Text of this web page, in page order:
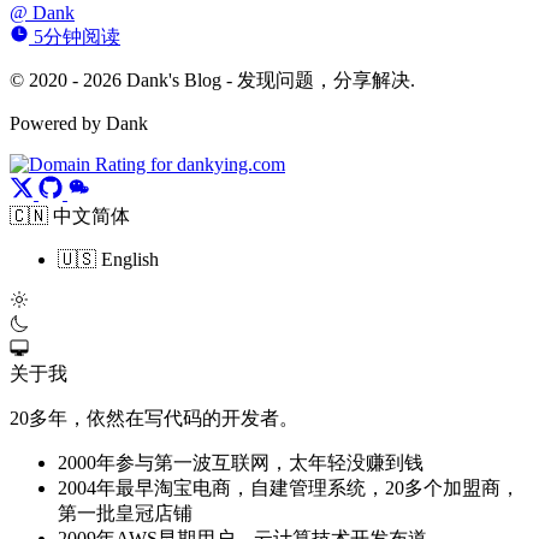
@ Dank
5分钟阅读
© 2020 - 2026 Dank's Blog - 发现问题，分享解决.
Powered by Dank
🇨🇳 中文简体
🇺🇸 English
关于我
20多年，依然在写代码的开发者。
2000年参与第一波互联网，太年轻没赚到钱
2004年最早淘宝电商，自建管理系统，20多个加盟商，
第一批皇冠店铺